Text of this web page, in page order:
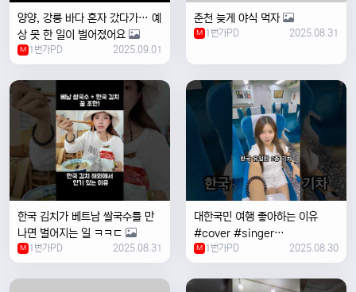
양양, 강릉 바다 혼자 갔다가… 예
상 못 한 일이 벌어졌어요
M 1번가PD 2025.09.01
춘천 늦게 야식 먹자
M 1번가PD 2025.08.31
한국 김치가 베트남 쌀국수를 만
나면 벌어지는 일 ㅋㅋㄷ
M 1번가PD 2025.08.31
대한국민 여행 좋아하는 이유
#cover #singer
#coversong #music #한국
여행 #한국
M 1번가PD 2025.08.30